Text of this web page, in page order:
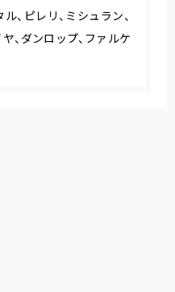
、ピレリ、ミシュラン、
、ダンロップ、ファルケ